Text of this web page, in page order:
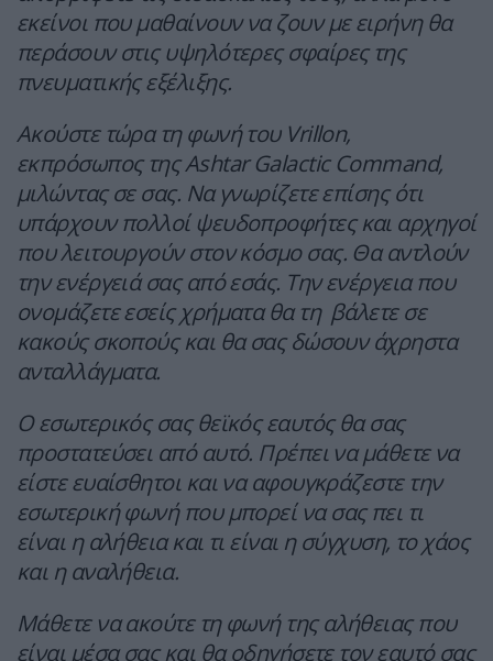
εκείνοι που μαθαίνουν να ζουν με ειρήνη θα
περάσουν στις υψηλότερες σφαίρες της
πνευματικής εξέλιξης.
Ακούστε τώρα τη φωνή του Vrillon,
εκπρόσωπος της Ashtar Galactic Command,
μιλώντας σε σας. Να γνωρίζετε επίσης ότι
υπάρχουν πολλοί ψευδοπροφήτες και αρχηγοί
που λειτουργούν στον κόσμο σας. Θα αντλούν
την ενέργειά σας από εσάς. Την ενέργεια που
ονομάζετε εσείς χρήματα θα τη βάλετε σε
κακούς σκοπούς και θα σας δώσουν άχρηστα
ανταλλάγματα.
Ο εσωτερικός σας θεϊκός εαυτός θα σας
προστατεύσει από αυτό. Πρέπει να μάθετε να
είστε ευαίσθητοι και να αφουγκράζεστε την
εσωτερική φωνή που μπορεί να σας πει τι
είναι η αλήθεια και τι είναι η σύγχυση, το χάος
και η αναλήθεια.
Μάθετε να ακούτε τη φωνή της αλήθειας που
είναι μέσα σας και θα οδηγήσετε τον εαυτό σας